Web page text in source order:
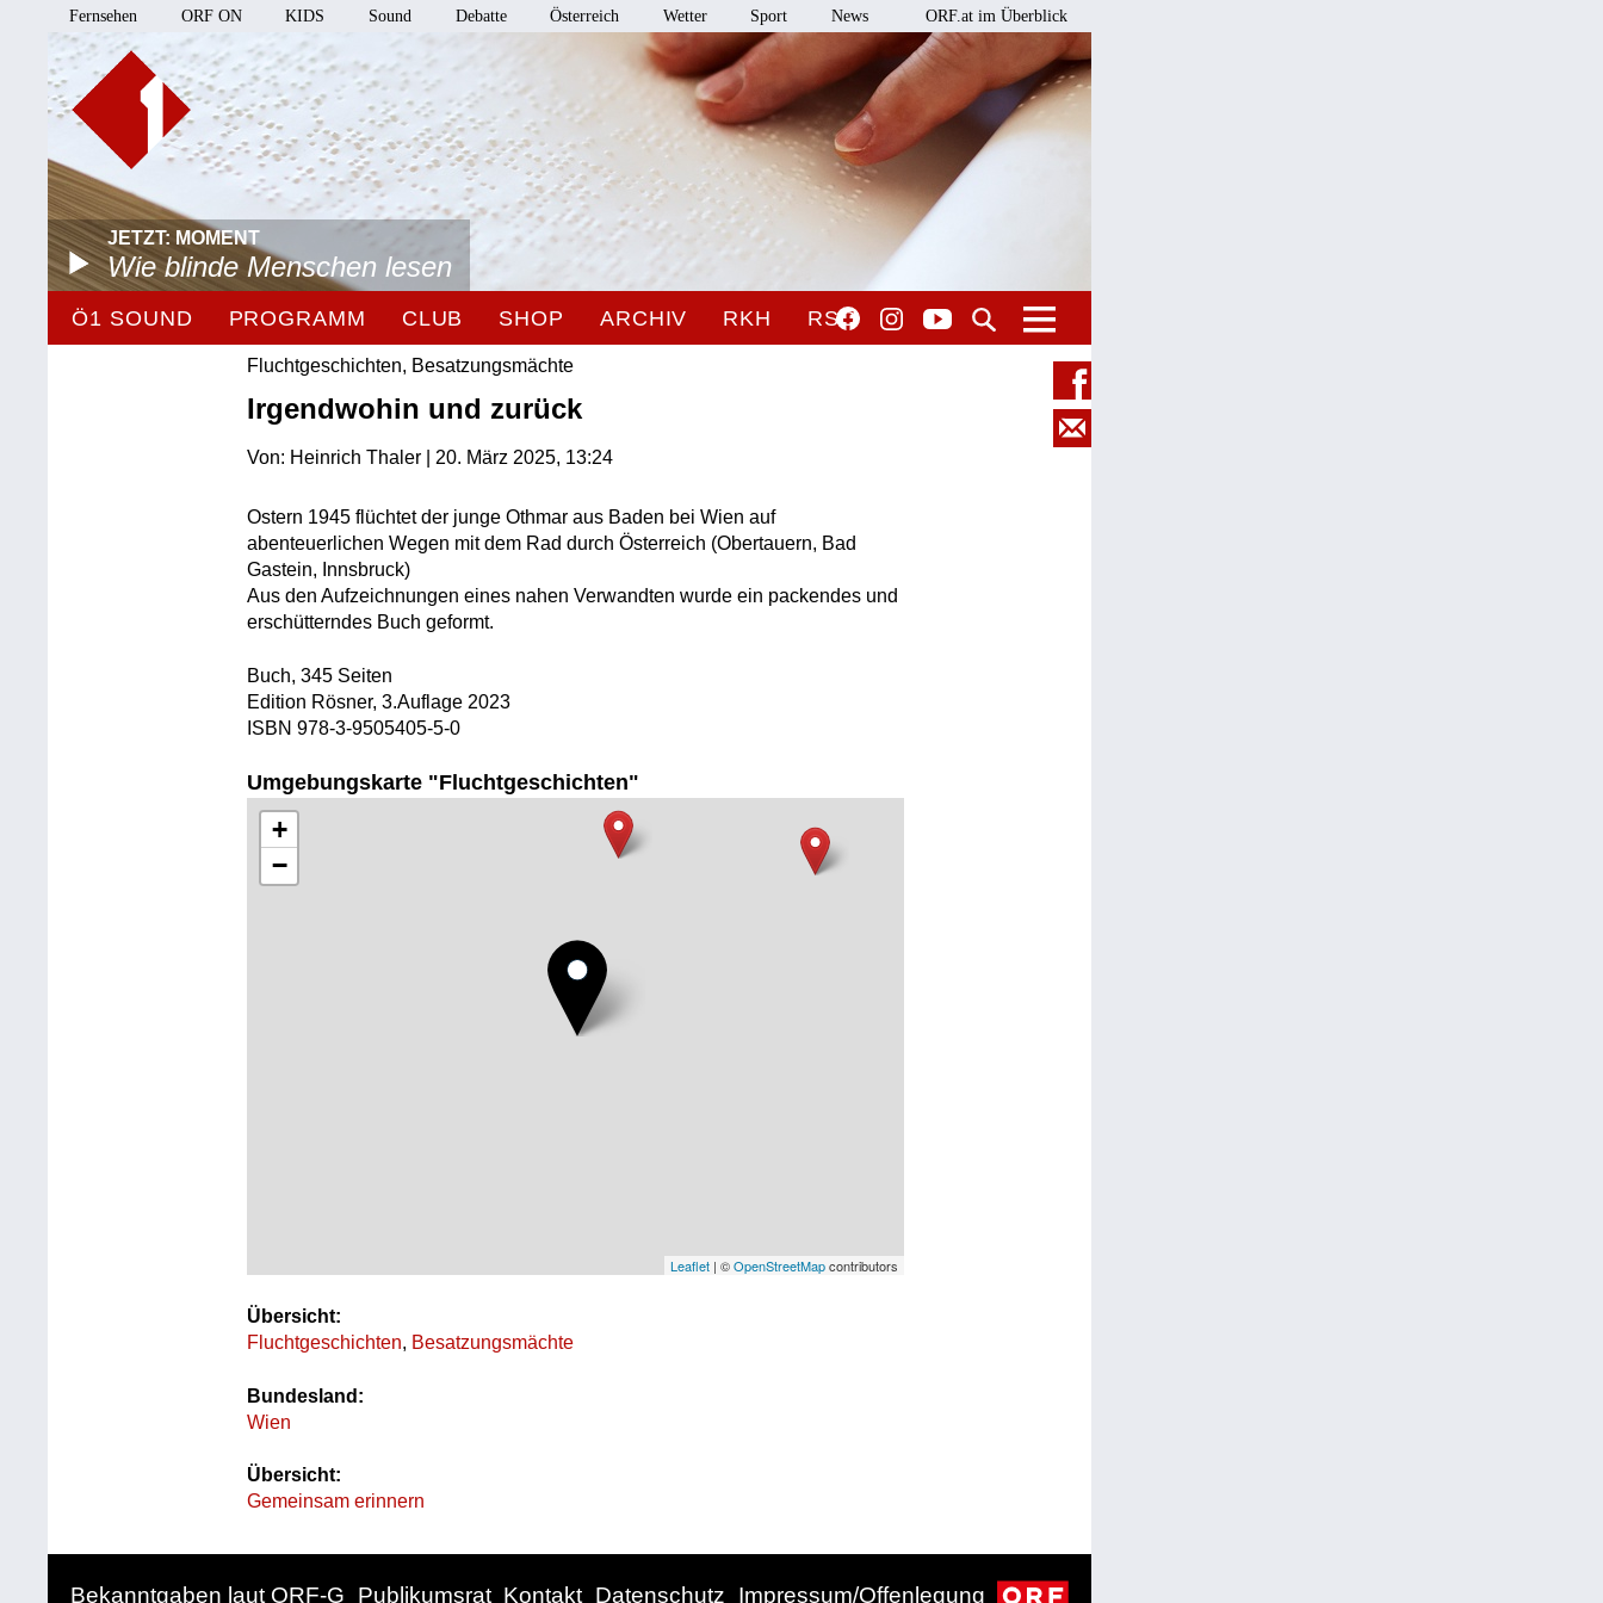
Fernsehen ORF ON KIDS Sound Debatte Österreich Wetter Sport News ORF.at im Überblick
JETZT: MOMENT
Wie blinde Menschen lesen
Ö1 SOUND PROGRAMM CLUB SHOP ARCHIV RKH RSO
Fluchtgeschichten, Besatzungsmächte
Irgendwohin und zurück
Von: Heinrich Thaler | 20. März 2025, 13:24
Ostern 1945 flüchtet der junge Othmar aus Baden bei Wien auf
abenteuerlichen Wegen mit dem Rad durch Österreich (Obertauern, Bad
Gastein, Innsbruck)
Aus den Aufzeichnungen eines nahen Verwandten wurde ein packendes und
erschütterndes Buch geformt.
Buch, 345 Seiten
Edition Rösner, 3.Auflage 2023
ISBN 978-3-9505405-5-0
Umgebungskarte "Fluchtgeschichten"
+
−
Leaflet| ©OpenStreetMapcontributors
Übersicht:
Fluchtgeschichten, Besatzungsmächte
Bundesland:
Wien
Übersicht:
Gemeinsam erinnern
Bekanntgaben laut ORF-G Publikumsrat Kontakt Datenschutz Impressum/Offenlegung